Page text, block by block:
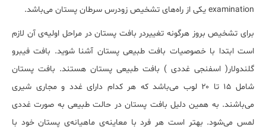
examination یکی از راه‌های تشخیص زودرس سرطان پستان می‌باشد.
برای تشخیص بروز هرگونه تغییردر بافت پستان در مراحل اولیه‌ی آن لازم
است ابتدا با خصوصیات بافت طبیعی پستان آشنا شوید. بافت فیبرو
گلندولار( اسفنجی غددی ) بافت طبیعی پستان هستند. بافت پستان
شامل ۱۵ تا ۲۰ لوب می‌باشد که هر کدام دارای غدد و مجاری شیری
می‌باشند. به همین دلیل بافت پستان در حالت طبیعی به صورت غددی
لمس می‌شود. بهتر است هر فرد با معاینه‌ی ماهیانه‌ی پستان خود با